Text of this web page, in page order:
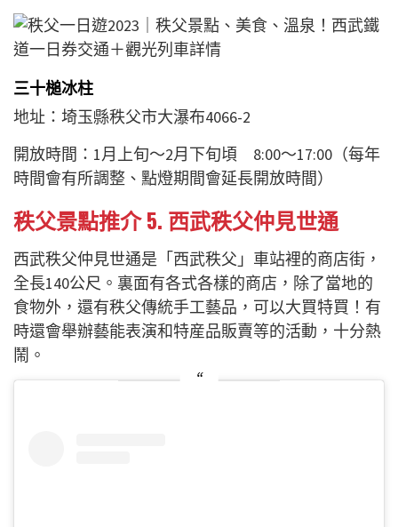
三十槌冰柱
地址：埼玉縣秩父市大瀑布4066-2
開放時間：1月上旬～2月下旬頃 8:00～17:00（每年
時間會有所調整、點燈期間會延長開放時間）
秩父景點推介 5. 西武秩父仲見世通
西武秩父仲見世通是「西武秩父」車站裡的商店街，
全長140公尺。裏面有各式各樣的商店，除了當地的
食物外，還有秩父傳統手工藝品，可以大買特買！有
時還會舉辦藝能表演和特産品販賣等的活動，十分熱
鬧。